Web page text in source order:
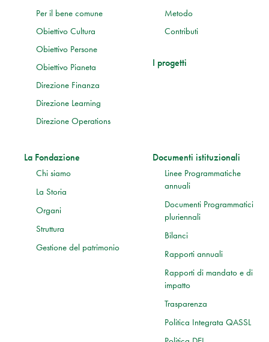
Per il bene comune
Obiettivo Cultura
Obiettivo Persone
Obiettivo Pianeta
Direzione Finanza
Direzione Learning
Direzione Operations
Metodo
Contributi
I progetti
La Fondazione
Chi siamo
La Storia
Organi
Struttura
Gestione del patrimonio
Documenti istituzionali
Linee Programmatiche
annuali
Documenti Programmatici
pluriennali
Bilanci
Rapporti annuali
Rapporti di mandato e di
impatto
Trasparenza
Politica Integrata QASSL